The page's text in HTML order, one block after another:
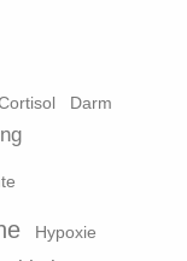
Darm
Hypoxie